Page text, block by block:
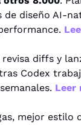
diseño AI-
diffs y
Codex
Leer
mejor estilo